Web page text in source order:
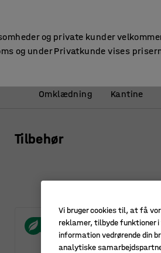
Omklædning Kantine
Tilbehør
og private kunder
og under Privatkunde vises
Vi bruger cookies til, at få
reklamer, tilbyde funktioner
information vedrørende din
analytiske